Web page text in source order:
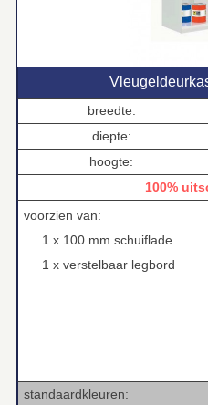
breedte:
diepte:
hoogte:
100%
voorzien van:
1 x 100 mm schuiflade
1 x verstelbaar legbord
standaardkleuren: